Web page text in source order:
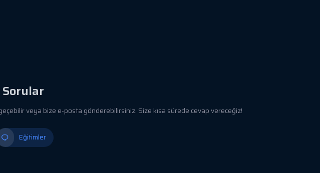
Sorular
veya bize e-posta gönderebilirsiniz. Size kısa sürede cevap vereceğiz!
Eğitimler